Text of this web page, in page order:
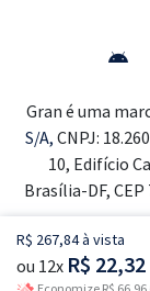
R$ 267,84 à vista
ou 12x R$ 22,32
Gran é uma
S/A, CNPJ:
10, Edifício
Brasília-DF,